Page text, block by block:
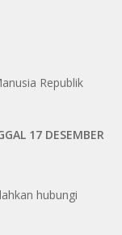
Republik
17 DESEMBER
hubungi